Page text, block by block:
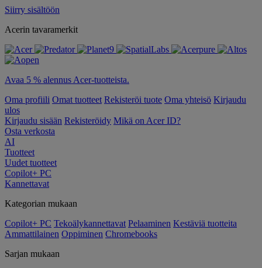
Siirry sisältöön
Acerin tavaramerkit
Avaa 5 % alennus Acer-tuotteista.
Oma profiili Omat tuotteet Rekisteröi tuote Oma yhteisö Kirjaudu
ulos
Kirjaudu sisään Rekisteröidy Mikä on Acer ID?
Osta verkosta
AI
Tuotteet
Uudet tuotteet
Copilot+ PC
Kannettavat
Kategorian mukaan
Copilot+ PC Tekoälykannettavat Pelaaminen Kestäviä tuotteita
Ammattilainen Oppiminen Chromebooks
Sarjan mukaan